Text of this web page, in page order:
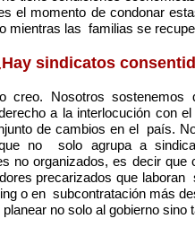
el momento de condonar
mientras las familias se
sindicatos
creo. Nosotros sostenemos
a la interlocución con
de cambios en el país.
no solo agrupa a
no organizados, es decir
precarizados que
o en subcontratación más
no solo al gobierno sino